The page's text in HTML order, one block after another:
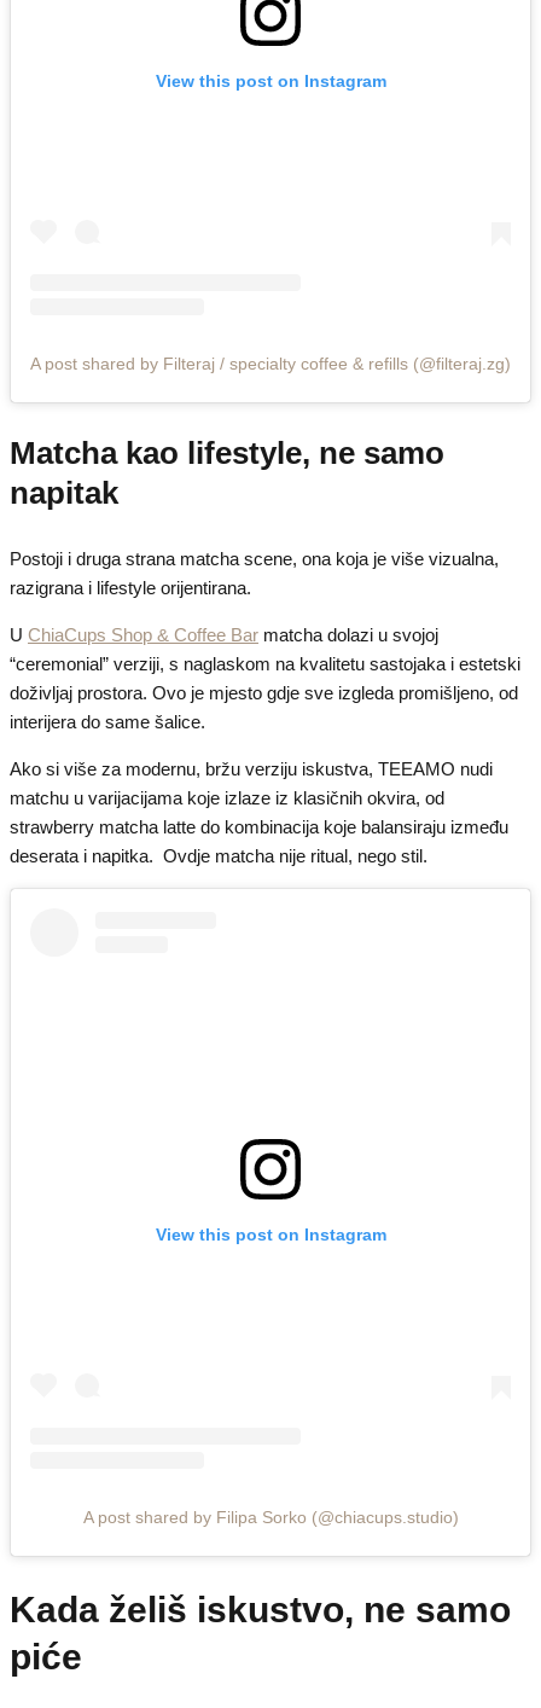
View this post on Instagram
A post shared by Filteraj / specialty coffee & refills (@filteraj.zg)
Matcha kao lifestyle, ne samo
napitak
Postoji i druga strana matcha scene, ona koja je više vizualna,
razigrana i lifestyle orijentirana.
U ChiaCups Shop & Coffee Bar matcha dolazi u svojoj
“ceremonial” verziji, s naglaskom na kvalitetu sastojaka i estetski
doživljaj prostora. Ovo je mjesto gdje sve izgleda promišljeno, od
interijera do same šalice.
Ako si više za modernu, bržu verziju iskustva, TEEAMO nudi
matchu u varijacijama koje izlaze iz klasičnih okvira, od
strawberry matcha latte do kombinacija koje balansiraju između
deserata i napitka. Ovdje matcha nije ritual, nego stil.
View this post on Instagram
A post shared by Filipa Sorko (@chiacups.studio)
Kada želiš iskustvo, ne samo
piće